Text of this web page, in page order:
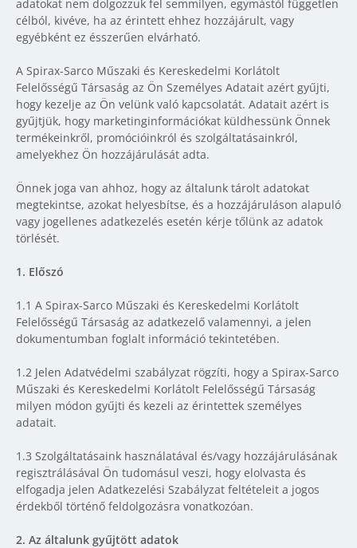
adatokat nem dolgozzuk fel semmilyen, egymástól független
célból, kivéve, ha az érintett ehhez hozzájárult, vagy
egyébként ez ésszerűen elvárható.
A Spirax-Sarco Műszaki és Kereskedelmi Korlátolt
Felelősségű Társaság az Ön Személyes Adatait azért gyűjti,
hogy kezelje az Ön velünk való kapcsolatát. Adatait azért is
gyűjtjük, hogy marketinginformációkat küldhessünk Önnek
termékeinkről, promócióinkról és szolgáltatásainkról,
amelyekhez Ön hozzájárulását adta.
Önnek joga van ahhoz, hogy az általunk tárolt adatokat
megtekintse, azokat helyesbítse, és a hozzájáruláson alapuló
vagy jogellenes adatkezelés esetén kérje tőlünk az adatok
törlését.
1. Előszó
1.1 A Spirax-Sarco Műszaki és Kereskedelmi Korlátolt
Felelősségű Társaság az adatkezelő valamennyi, a jelen
dokumentumban foglalt információ tekintetében.
1.2 Jelen Adatvédelmi szabályzat rögzíti, hogy a Spirax-Sarco
Műszaki és Kereskedelmi Korlátolt Felelősségű Társaság
milyen módon gyűjti és kezeli az érintettek személyes
adatait.
1.3 Szolgáltatásaink használatával és/vagy hozzájárulásának
regisztrálásával Ön tudomásul veszi, hogy elolvasta és
elfogadja jelen Adatkezelési Szabályzat feltételeit a jogos
érdekből történő feldolgozásra vonatkozóan.
2. Az általunk gyűjtött adatok